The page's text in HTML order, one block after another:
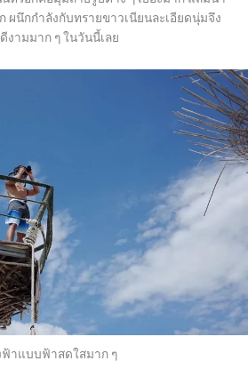
ผนึกกำลังกับทรายขาวเนียนละเอียดนุ่มจึง
งามมาก ๆ ในวันนี้เลย
าแบบฟ้าสดใสมาก ๆ